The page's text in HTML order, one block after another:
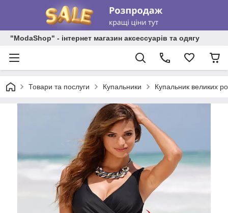
"ModaShop" - інтернет магазин аксессуарів та одягу
Товари та послуги Купальники Купальник великих